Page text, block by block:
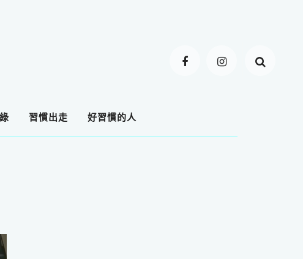
習慣出走 好習慣的人